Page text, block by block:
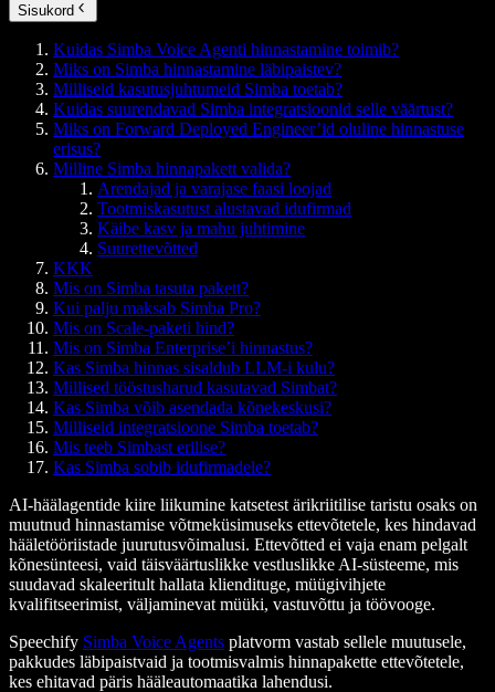
Sisukord
Kuidas Simba Voice Agenti hinnastamine toimib?
Miks on Simba hinnastamine läbipaistev?
Milliseid kasutusjuhtumeid Simba toetab?
Kuidas suurendavad Simba integratsioonid selle väärtust?
Miks on Forward Deployed Engineer’id oluline hinnastuse
erisus?
Milline Simba hinnapakett valida?
Arendajad ja varajase faasi loojad
Tootmiskasutust alustavad idufirmad
Käibe kasv ja mahu juhtimine
Suurettevõtted
KKK
Mis on Simba tasuta pakett?
Kui palju maksab Simba Pro?
Mis on Scale-paketi hind?
Mis on Simba Enterprise’i hinnastus?
Kas Simba hinnas sisaldub LLM-i kulu?
Millised tööstusharud kasutavad Simbat?
Kas Simba võib asendada kõnekeskusi?
Milliseid integratsioone Simba toetab?
Mis teeb Simbast erilise?
Kas Simba sobib idufirmadele?
AI-häälagentide kiire liikumine katsetest ärikriitilise taristu osaks on
muutnud hinnastamise võtmeküsimuseks ettevõtetele, kes hindavad
hääletööriistade juurutusvõimalusi. Ettevõtted ei vaja enam pelgalt
kõnesünteesi, vaid täisväärtuslikke vestluslikke AI-süsteeme, mis
suudavad skaleeritult hallata kliendituge, müügivihjete
kvalifitseerimist, väljaminevat müüki, vastuvõttu ja töövooge.
Speechify Simba Voice Agents platvorm vastab sellele muutusele,
pakkudes läbipaistvaid ja tootmisvalmis hinnapakette ettevõtetele,
kes ehitavad päris hääleautomaatika lahendusi.